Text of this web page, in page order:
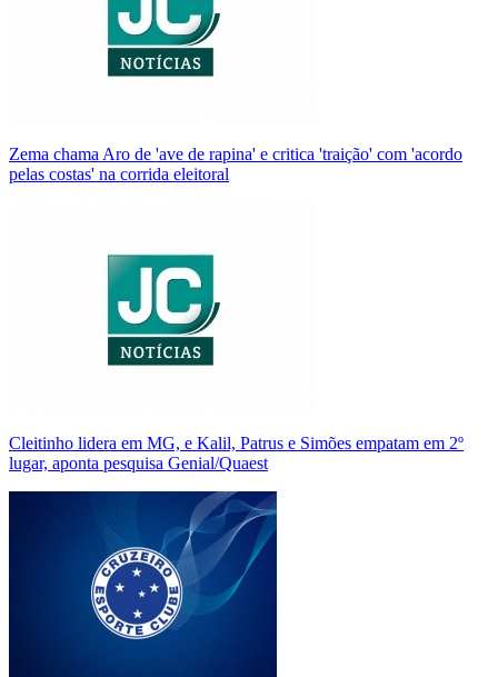
Zema chama Aro de 'ave de rapina' e critica 'traição' com 'acordo
pelas costas' na corrida eleitoral
Cleitinho lidera em MG, e Kalil, Patrus e Simões empatam em 2º
lugar, aponta pesquisa Genial/Quaest